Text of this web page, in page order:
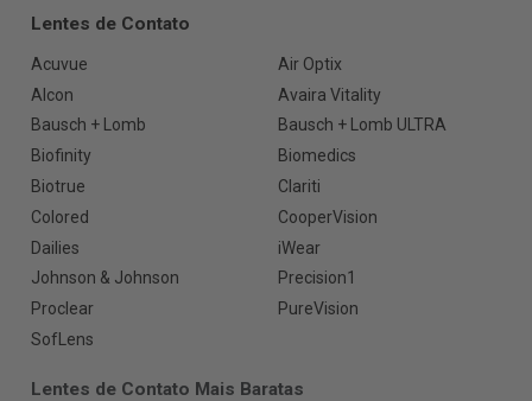
Lentes de Contato
Acuvue
Air Optix
Alcon
Avaira Vitality
Bausch + Lomb
Bausch + Lomb ULTRA
Biofinity
Biomedics
Biotrue
Clariti
Colored
CooperVision
Dailies
iWear
Johnson & Johnson
Precision1
Proclear
PureVision
SofLens
Lentes de Contato Mais Baratas